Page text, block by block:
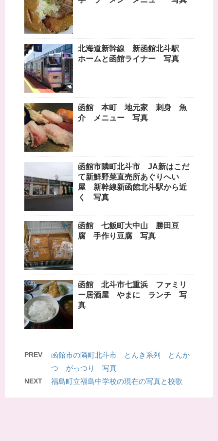
北海道新幹線 新函館北斗駅
ホームと函館ライナー 写真
函館 本町 地元家 刺身 魚
介 メニュー 写真
函館市隣町北斗市 JA新はこだ
て新鮮野菜直売所あぐりへい
屋 新幹線新函館北斗駅から近
く 写真
函館 七飯町大中山 勝田豆
腐 手作り豆腐 写真
函館 北斗市七重浜 ファミリ
ー居酒屋 やまに ランチ 写
真
PREV
函館市の隣町北斗市 とんき系列 とんか
つ がっつり 写真
NEXT 福島町立福島中学校の現在の写真と校歌